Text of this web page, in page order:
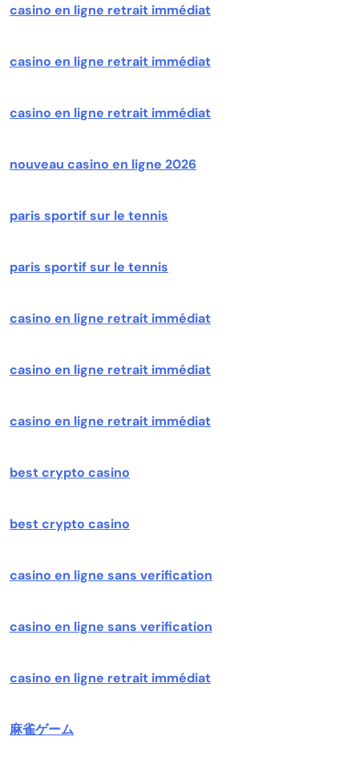
casino en ligne retrait immédiat
casino en ligne retrait immédiat
casino en ligne retrait immédiat
nouveau casino en ligne 2026
paris sportif sur le tennis
paris sportif sur le tennis
casino en ligne retrait immédiat
casino en ligne retrait immédiat
casino en ligne retrait immédiat
best crypto casino
best crypto casino
casino en ligne sans verification
casino en ligne sans verification
casino en ligne retrait immédiat
麻雀ゲーム